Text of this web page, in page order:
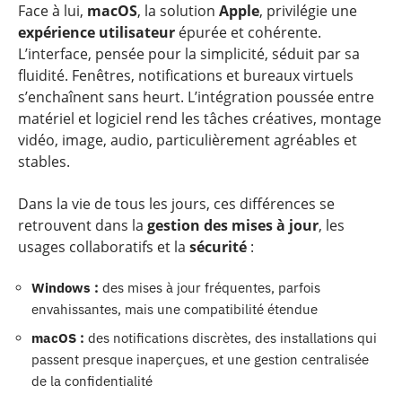
Face à lui, macOS, la solution Apple, privilégie une
expérience utilisateur épurée et cohérente.
L’interface, pensée pour la simplicité, séduit par sa
fluidité. Fenêtres, notifications et bureaux virtuels
s’enchaînent sans heurt. L’intégration poussée entre
matériel et logiciel rend les tâches créatives, montage
vidéo, image, audio, particulièrement agréables et
stables.
Dans la vie de tous les jours, ces différences se
retrouvent dans la gestion des mises à jour, les
usages collaboratifs et la sécurité :
Windows : des mises à jour fréquentes, parfois
envahissantes, mais une compatibilité étendue
macOS : des notifications discrètes, des installations qui
passent presque inaperçues, et une gestion centralisée
de la confidentialité